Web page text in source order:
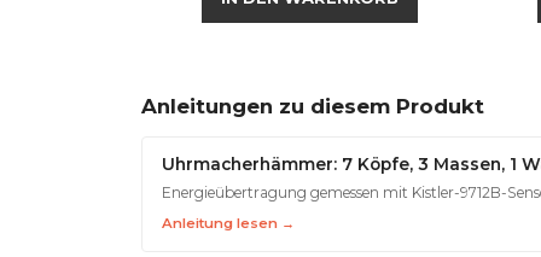
Anleitungen zu diesem Produkt
Uhrmacherhämmer: 7 Köpfe, 3 Massen, 1
Energieübertragung gemessen mit Kistler-9712B-
Anleitung lesen →